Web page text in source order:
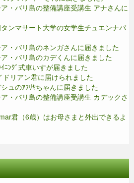
・バリ島の整備講座受講生 アナさんに
ンマサート大学の女学生チュエンナパ
・バリ島のネンガさんに届きました
・バリ島のカデくんに届きました
ﾆﾝｸﾞ式車いすが届きました
ドリアン君に届けられました
ュのｱﾌﾘﾔちゃんに届きました
・バリ島の整備講座受講生 カデックさ
君（6歳）はお母さまと外出できるよ